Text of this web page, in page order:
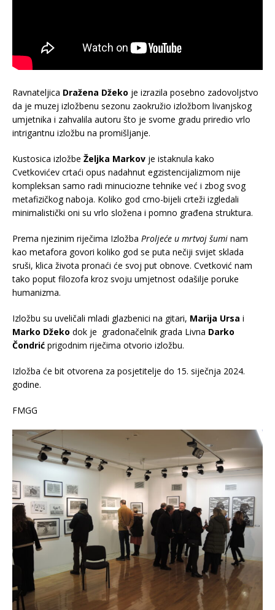
Ravnateljica Dražena Džeko je izrazila posebno zadovoljstvo
da je muzej izložbenu sezonu zaokružio izložbom livanjskog
umjetnika i zahvalila autoru što je svome gradu priredio vrlo
intrigantnu izložbu na promišljanje.
Kustosica izložbe Željka Markov je istaknula kako
Cvetkovićev crtaći opus nadahnut egzistencijalizmom nije
kompleksan samo radi minuciozne tehnike već i zbog svog
metafizičkog naboja. Koliko god crno-bijeli crteži izgledali
minimalistički oni su vrlo složena i pomno građena struktura.
Prema njezinim riječima Izložba Proljeće u mrtvoj šumi nam
kao metafora govori koliko god se puta nečiji svijet sklada
sruši, klica života pronaći će svoj put obnove. Cvetković nam
tako poput filozofa kroz svoju umjetnost odašilje poruke
humanizma.
Izložbu su uveličali mladi glazbenici na gitari, Marija Ursa i
Marko Džeko dok je gradonačelnik grada Livna Darko
Čondrić prigodnim riječima otvorio izložbu.
Izložba će bit otvorena za posjetitelje do 15. siječnja 2024.
godine.
FMGG